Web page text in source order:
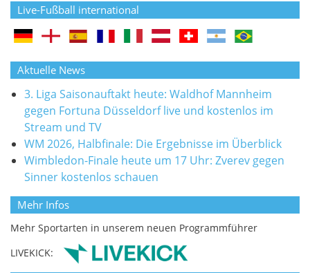
Live-Fußball international
Aktuelle News
3. Liga Saisonauftakt heute: Waldhof Mannheim
gegen Fortuna Düsseldorf live und kostenlos im
Stream und TV
WM 2026, Halbfinale: Die Ergebnisse im Überblick
Wimbledon-Finale heute um 17 Uhr: Zverev gegen
Sinner kostenlos schauen
Mehr Infos
Mehr Sportarten in unserem neuen Programmführer
LIVEKICK: